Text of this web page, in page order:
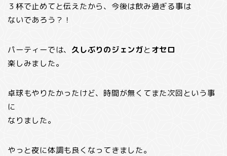
３杯で止めてと伝えたから、今後は飲み過ぎる事は
ないであろう？！
パーティーでは、 久しぶりのジェンガと オセロ
楽しみました。
卓球もやりたかったけど、時間が無くてまた次回という事
に
なりました。
やっと夜に体調も良くなってきました。